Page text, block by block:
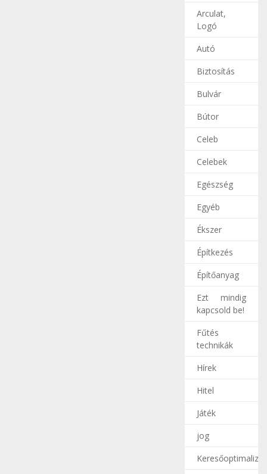
Arculat,
Logó
Autó
Biztosítás
Bulvár
Bútor
Celeb
Celebek
Egészség
Egyéb
Ékszer
Építkezés
Építőanyag
Ezt mindig
kapcsold be!
Fűtés
technikák
Hírek
Hitel
Játék
jog